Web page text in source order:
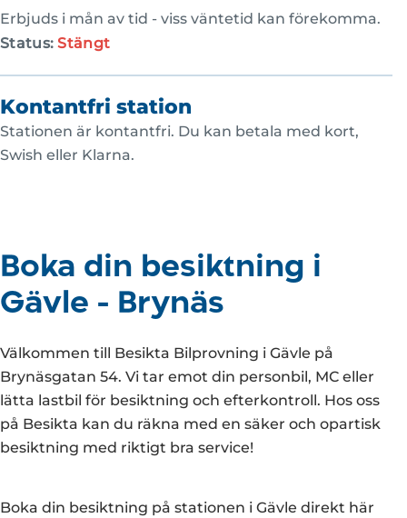
Erbjuds i mån av tid - viss väntetid kan förekomma.
Status:Stängt
Kontantfri station
Stationen är kontantfri. Du kan betala med kort,
Swish eller Klarna.
Boka din besiktning i
Gävle - Brynäs
Välkommen till Besikta Bilprovning i Gävle på
Brynäsgatan 54. Vi tar emot din personbil, MC eller
lätta lastbil för besiktning och efterkontroll. Hos oss
på Besikta kan du räkna med en säker och opartisk
besiktning med riktigt bra service!
Boka din besiktning på stationen i Gävle direkt här